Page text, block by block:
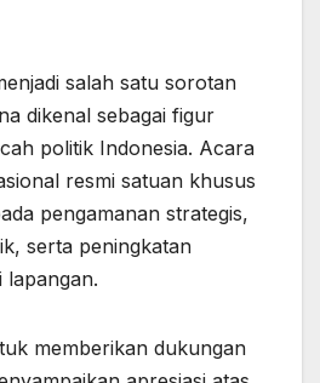
salah satu sorotan
dikenal sebagai figur
politik Indonesia. Acara
resmi satuan khusus
pengamanan strategis,
serta peningkatan
lapangan.
memberikan dukungan